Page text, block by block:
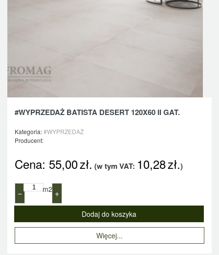
#WYPRZEDAŻ BATISTA DESERT 120X60 II GAT.
Kategoria:#WYPRZEDAŻ
Producent:
Cena: 55,00zł. (w tym VAT: 10,28zł.)
− m2 +
Więcej...